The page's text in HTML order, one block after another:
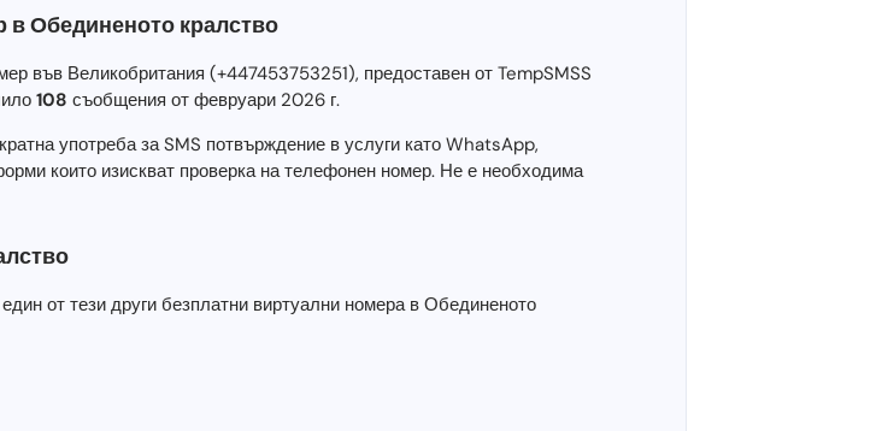
Обединеното кралство
във Великобритания (+447453753251), предоставен от TempSMSS
108 съобщения от февруари 2026 г.
употреба за SMS потвърждение в услуги като WhatsApp,
които изискват проверка на телефонен номер. Не е необходима
от тези други безплатни виртуални номера в Обединеното